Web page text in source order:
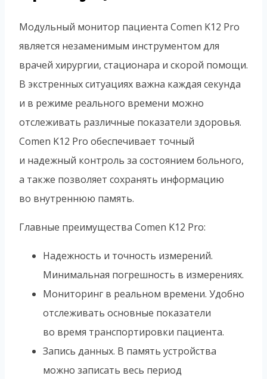
Модульный монитор пациента Comen K12 Pro
является незаменимым инструментом для
врачей хирургии, стационара и скорой помощи.
В экстренных ситуациях важна каждая секунда
и в режиме реального времени можно
отслеживать различные показатели здоровья.
Comen K12 Pro обеспечивает точный
и надежный контроль за состоянием больного,
а также позволяет сохранять информацию
во внутреннюю память.
Главные преимущества Comen K12 Pro:
Надежность и точность измерений.
Минимальная погрешность в измерениях.
Мониторинг в реальном времени. Удобно
отслеживать основные показатели
во время транспортировки пациента.
Запись данных. В память устройства
можно записать весь период